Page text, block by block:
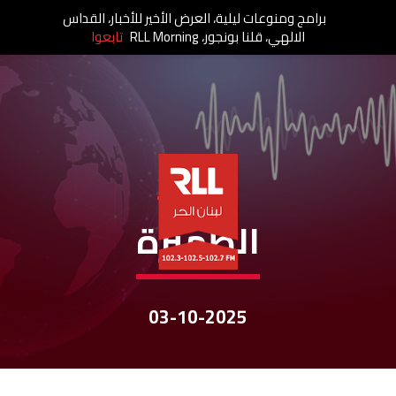
نشرات الأخبار
الظهيرة
03-10-2025
برامج ومنوعات ليلية، العرض الأخير للأخبار، القداس
الالهي، قلنا بونجور، RLL Morning تابعوا